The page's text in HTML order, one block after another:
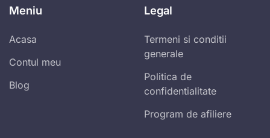
Meniu
Acasa
Contul meu
Blog
Legal
Termeni si conditii
generale
Politica de
confidentialitate
Program de afiliere